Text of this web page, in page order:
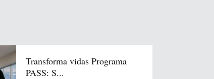
Transforma vidas Programa
PASS: S...